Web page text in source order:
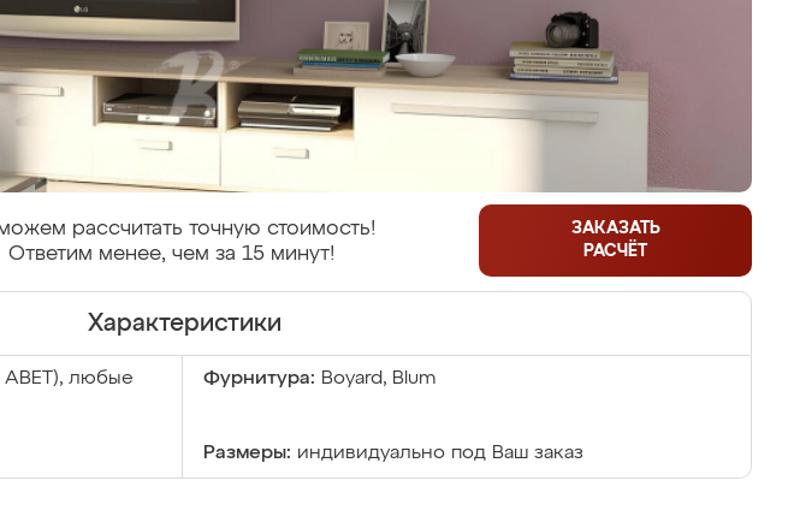
рассчитать точную стоимость!
Ответим менее, чем за 15 минут!
ЗАКАЗАТЬ
РАСЧЁТ
Характеристики
любые
Фурнитура: Boyard, Blum
Размеры: индивидуально под Ваш заказ